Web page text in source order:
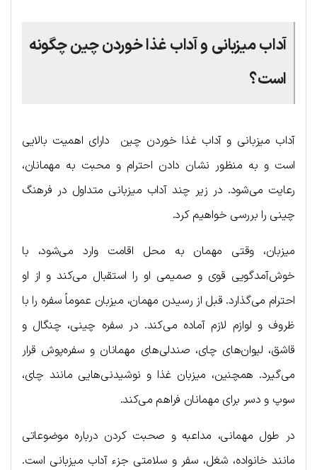
آداب میزبانی و آداب غذا خوردن چین چگونه
است؟
آداب میزبانی و آداب غذا خوردن چین دارای اهمیت بالایی
است و به منظور نشان دادن احترام و محبت به مهمانان،
رعایت می‌شود. در زیر چند آداب میزبانی متداول در فرهنگ
چینی را بررسی خواهیم کرد.
میزبان، وقتی مهمان به محل اقامت وارد می‌شود، با
خوش‌آمدگویی قوی و صمیمی او را استقبال می‌کند و از او
احترام می‌گذارد. قبل از رسیدن مهمان، میزبان عموماً سفره را با
ظروف و لوازم لازم آماده می‌کند. در سفره چینی، چنگال و
قاشق، لیوان‌های چای، صندلی‌های مهمانان و سفره‌پوش قرار
می‌گیرد. همچنین، میزبان غذا و نوشیدنی‌هایی مانند چای،
سوپ و دسر برای مهمانان فراهم می‌کند.
در طول مهمانی، مداعبه و صحبت کردن درباره موضوعاتی
مانند خانواده، شغل، سفر و سلامتی جزء آداب میزبانی است.